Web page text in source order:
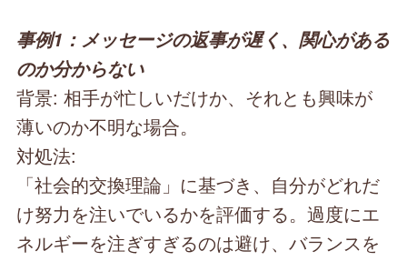
事例1：メッセージの返事が遅く、関心がある
のか分からない
背景: 相手が忙しいだけか、それとも興味が
薄いのか不明な場合。
対処法:
「社会的交換理論」に基づき、自分がどれだ
け努力を注いでいるかを評価する。過度にエ
ネルギーを注ぎすぎるのは避け、バランスを